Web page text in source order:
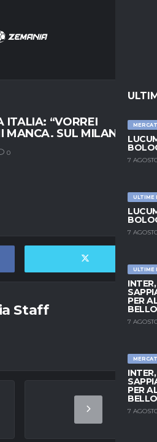
7
ULTIME
7
ULTIME
PER
7
PER
7
ITALIA: “VORREI
MANCA. SUL MILAN…”
0
Staff